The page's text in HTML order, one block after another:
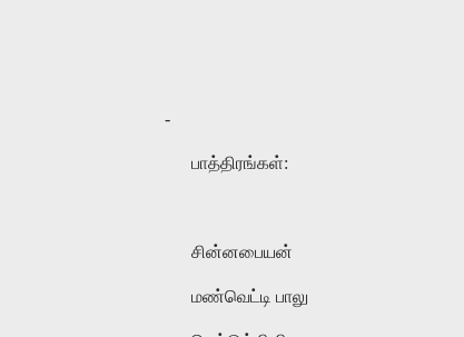
-
பாத்திரங்கள்:
சின்னபையன்
மண்வெட்டி பாலு